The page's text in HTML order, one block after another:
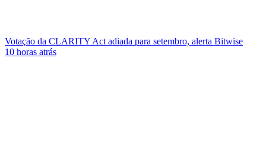
Votação da CLARITY Act adiada para setembro, alerta Bitwise
10 horas atrás